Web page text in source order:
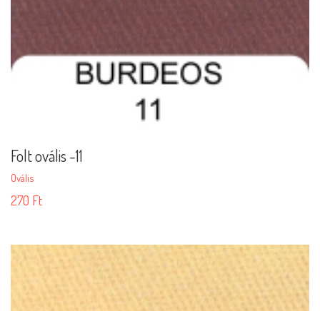
Folt ovális -11
Ovális
270 Ft